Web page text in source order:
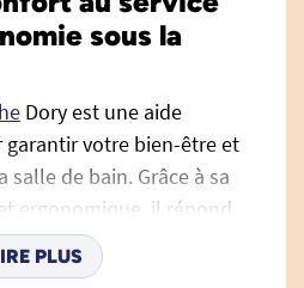
sous la
Dory est une aide
votre bien-être et
de bain. Grâce à sa
ergonomique, il répond
des personnes âgées,
ou ayant des difficultés
PLUS